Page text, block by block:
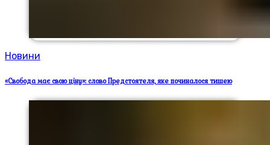
Новини
«Свобода має свою ціну»: слово Предстоятеля, яке починалося тишею